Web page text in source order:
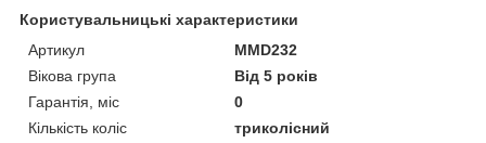
Користувальницькі характеристики
Артикул
MMD232
Вікова група
Від 5 років
Гарантія, міс
0
Кількість коліс
триколісний